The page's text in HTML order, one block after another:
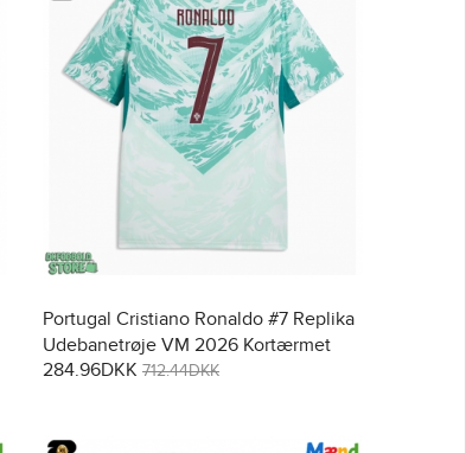
Portugal Cristiano Ronaldo #7 Replika
Udebanetrøje VM 2026 Kortærmet
284.96DKK 712.44DKK